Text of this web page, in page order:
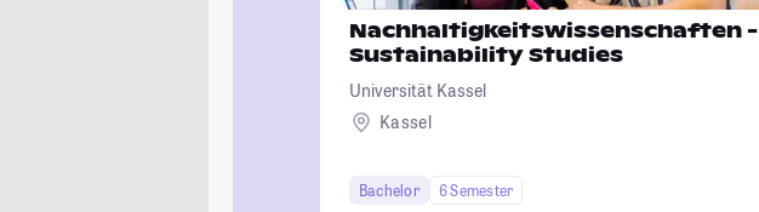
Nachhaltigkeitswissenschaften -
Sustainability Studies
Universität Kassel
Kassel
Bachelor
6 Semester